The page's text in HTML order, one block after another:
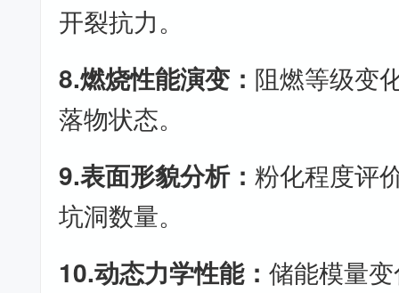
开裂抗力。
8.燃烧性能演变： 阻燃等级变
落物状态。
9.表面形貌分析：粉化程度评
坑洞数量。
10.动态力学性能：储能模量